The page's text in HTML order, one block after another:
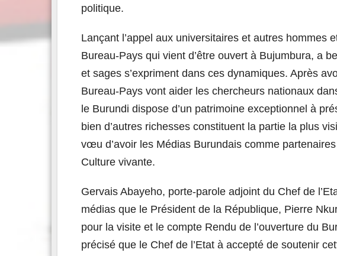
politique.
Lançant l’appel aux universitaires et autres hommes
Bureau-Pays qui vient d’être ouvert à Bujumbura, a
et sages s’expriment dans ces dynamiques. Après
Bureau-Pays vont aider les chercheurs nationaux
le Burundi dispose d’un patrimoine exceptionnel à
bien d’autres richesses constituent la partie la plus
vœu d’avoir les Médias Burundais comme
Culture vivante.
Gervais Abayeho, porte-parole adjoint du Chef de
médias que le Président de la République, Pierre
pour la visite et le compte Rendu de l’ouverture du
précisé que le Chef de l’Etat à accepté de soutenir